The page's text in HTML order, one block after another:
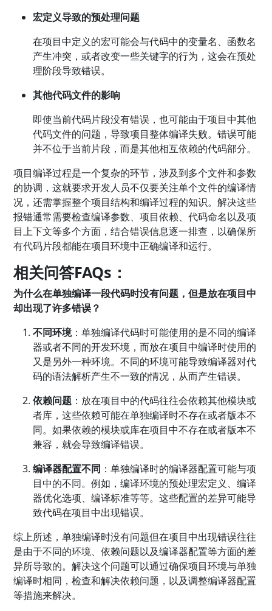
宏定义导致的预处理问题
在项目中定义的宏可能会与代码中的变量名、函数名
产生冲突，或者改变一些关键字的行为，这会在预处
理阶段导致错误。
其他代码文件的影响
即使当前代码片段没有错误，也可能由于项目中其他
代码文件的问题，导致项目整体编译失败。错误可能
并不位于当前片段，而是其他相互依赖的代码部分。
项目编译过程是一个复杂的环节，涉及到多个文件和参数
的协调，这就要求开发人员不仅要关注单个文件的编译情
况，还需掌握整个项目结构和编译过程的知识。解决这些
报错通常需要检查编译参数、项目依赖、代码命名以及项
目上下文等多个方面，结合错误信息逐一排查，以确保所
有代码片段都能在项目环境中正确编译和运行。
相关问答FAQs：
为什么在单独编译一段代码时没有问题，但是放在项目中
却出现了许多错误？
不同环境：单独编译代码时可能使用的是不同的编译
器或者不同的开发环境，而放在项目中编译时使用的
又是另外一种环境。不同的环境可能导致编译器对代
码的语法解析产生不一致的情况，从而产生错误。
依赖问题 ：放在项目中的代码往往会依赖其他模块或
者库，这些依赖可能在单独编译时不存在或者版本不
同。如果依赖的模块或库在项目中不存在或者版本不
兼容，就会导致编译错误。
编译器配置不同 ：单独编译时的编译器配置可能与项
目中的不同。例如，编译环境的预处理宏定义、编译
器优化选项、编译标准等等。这些配置的差异可能导
致代码在项目中出现错误。
综上所述，单独编译时没有问题但在项目中出现错误往往
是由于不同的环境、依赖问题以及编译器配置等方面的差
异所导致的。解决这个问题可以通过确保项目环境与单独
编译时相同，检查和解决依赖问题，以及调整编译器配置
等措施来解决。